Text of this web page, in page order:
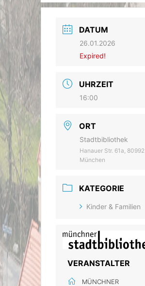
DATUM
26.01.2026
Expired!
UHRZEIT
16:00
ORT
Stadtbibliothek
Hanauer Str. 61a, 80992
München
KATEGORIE
Kinder & Familien
VERANSTALTER
MÜNCHNER